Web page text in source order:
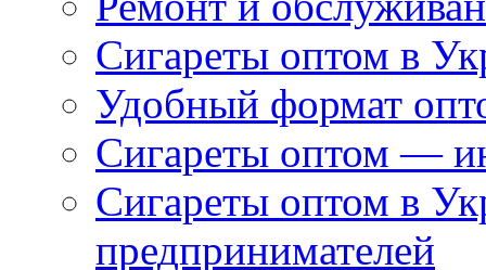
Сигареты оптом в
Удобный формат
Сигареты оптом —
Сигареты оптом в
предпринимателей